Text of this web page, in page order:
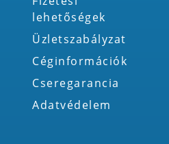
lehetőségek
Üzletszabályzat
Céginformációk
Cseregarancia
Adatvédelem